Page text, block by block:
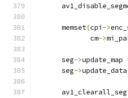
      memset
(cpi ->
             cm
->
      seg
->update_map
      seg
->update_data